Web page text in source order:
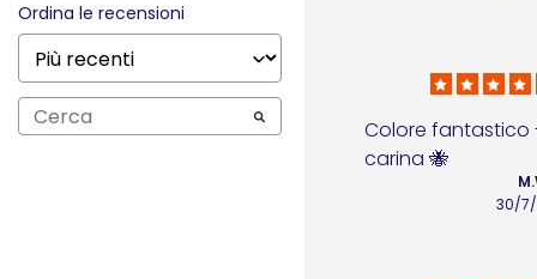
Ordina le recensioni
Colore
carina 🐝
30/